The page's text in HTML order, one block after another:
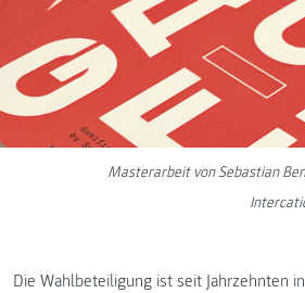
Masterarbeit von Sebastian
Die Wahlbeteiligung ist seit Jahrzehnten